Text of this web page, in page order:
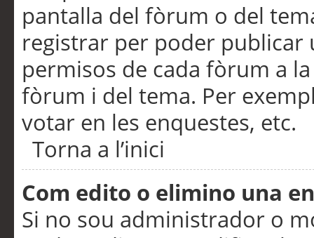
pantalla del fòrum o del
registrar per poder publicar
permisos de cada fòrum a
fòrum i del tema. Per
votar en les enquestes, etc.
Torna a l’inici
Com edito o elimino una
Si no sou administrador o